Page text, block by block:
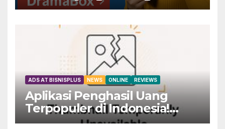
Seluruh Internet di
ADS AT BISNISPLUS NEWS ONLINE REVIEWS
Aplikasi Penghasil Uang
Terpopuler di Indonesia!
Dapatkan Rp800 Sekarang